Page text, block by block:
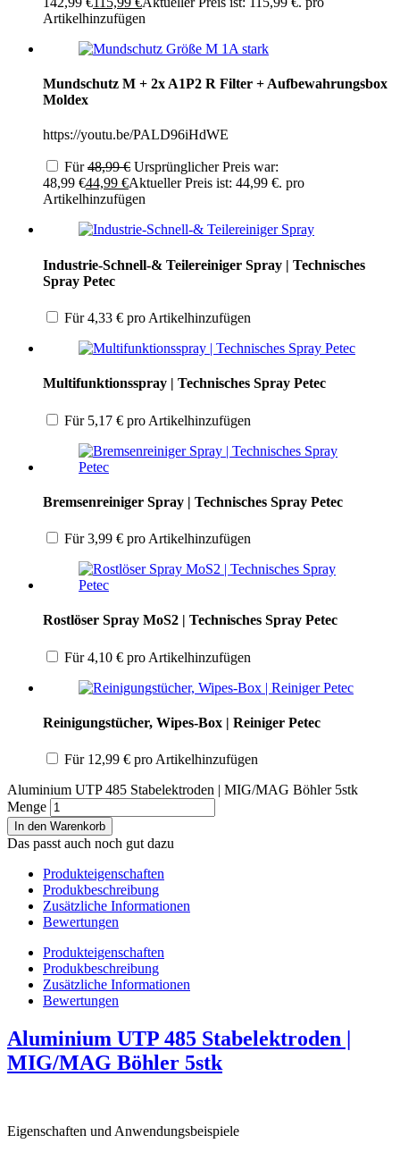
Artikelhinzufügen
Mundschutz M + 2x A1P2 R Filter + Aufbewahrungsbox
Moldex
https://youtu.be/PALD96iHdWE
Für48,99€ Ursprünglicher Preis war:
48,99 €44,99 €Aktueller Preis ist: 44,99 €. pro
Artikelhinzufügen
Industrie-Schnell-& Teilereiniger Spray | Technisches
Spray Petec
Für4,33 € pro Artikelhinzufügen
Multifunktionsspray | Technisches Spray Petec
Für 5,17 € pro Artikelhinzufügen
Bremsenreiniger Spray | Technisches Spray Petec
Für3,99 € pro Artikelhinzufügen
Rostlöser Spray MoS2 | Technisches Spray Petec
Für4,10 € pro Artikelhinzufügen
Reinigungstücher, Wipes-Box | Reiniger Petec
Für 12,99 € pro Artikelhinzufügen
Aluminium UTP 485 Stabelektroden | MIG/MAG Böhler 5stk
Menge
In den Warenkorb
Das passt auch noch gut dazu
Produkteigenschaften
Produkbeschreibung
Zusätzliche Informationen
Bewertungen
Produkteigenschaften
Produkbeschreibung
Zusätzliche Informationen
Bewertungen
Aluminium UTP 485 Stabelektroden |
MIG/MAG Böhler 5stk
Eigenschaften und Anwendungsbeispiele